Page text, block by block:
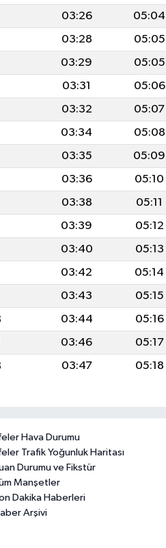
03:26 05:04
03:28 05:05
03:29 05:05
03:31 05:06
03:32 05:07
03:34 05:08
03:35 05:09
03:36 05:10
03:38 05:11
03:39 05:12
03:40 05:13
03:42 05:14
03:43 05:15
03:44 05:16
03:46 05:17
03:47 05:18
Hava Durumu
Trafik Yoğunluk Haritası
Durumu ve Fikstür
Manşetler
Dakika Haberleri
Arşivi